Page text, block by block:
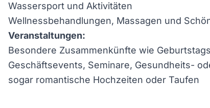
Wassersport und Aktivitäten
Wellnessbehandlungen, Massagen und
Veranstaltungen:
Besondere Zusammenkünfte wie
Geschäftsevents, Seminare, Gesundheits-
sogar romantische Hochzeiten oder Taufen